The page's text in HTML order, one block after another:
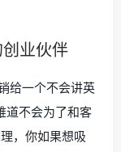
业伙伴
给一个不会讲英
道不会为了和客
，你如果想吸